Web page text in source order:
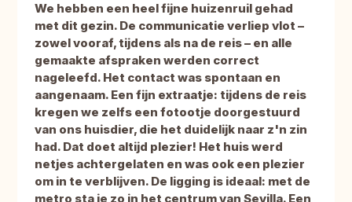
We hebben een heel fijne huizenruil gehad
met dit gezin. De communicatie verliep vlot –
zowel vooraf, tijdens als na de reis – en alle
gemaakte afspraken werden correct
nageleefd. Het contact was spontaan en
aangenaam. Een fijn extraatje: tijdens de reis
kregen we zelfs een fotootje doorgestuurd
van ons huisdier, die het duidelijk naar z'n zin
had. Dat doet altijd plezier! Het huis werd
netjes achtergelaten en was ook een plezier
om in te verblijven. De ligging is ideaal: met de
metro sta je zo in het centrum van Sevilla. Een